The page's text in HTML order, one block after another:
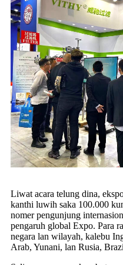
Liwat acara telung dina,
kanthi luwih saka 100.000
nomer pengunjung
pengaruh global Expo. Para
negara lan wilayah, kalebu
Arab, Yunani, lan Rusia,